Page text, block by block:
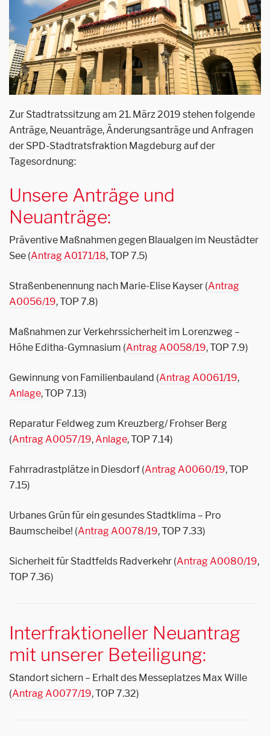
Zur Stadtratssitzung am 21. März 2019 stehen folgende
Anträge, Neuanträge, Änderungsanträge und Anfragen
der SPD-Stadtratsfraktion Magdeburg auf der
Tagesordnung:
Unsere Anträge und
Neuanträge:
Präventive Maßnahmen gegen Blaualgen im Neustädter
See (Antrag A0171/18, TOP 7.5)
Straßenbenennung nach Marie-Elise Kayser (Antrag
A0056/19, TOP 7.8)
Maßnahmen zur Verkehrssicherheit im Lorenzweg –
Höhe Editha-Gymnasium (Antrag A0058/19, TOP 7.9)
Gewinnung von Familienbauland (Antrag A0061/19,
Anlage, TOP 7.13)
Reparatur Feldweg zum Kreuzberg/ Frohser Berg
(Antrag A0057/19,Anlage, TOP 7.14)
Fahrradrastplätze in Diesdorf (Antrag A0060/19, TOP
7.15)
Urbanes Grün für ein gesundes Stadtklima – Pro
Baumscheibe! (Antrag A0078/19, TOP 7.33)
Sicherheit für Stadtfelds Radverkehr (Antrag A0080/19,
TOP 7.36)
Interfraktioneller Neuantrag
mit unserer Beteiligung:
Standort sichern – Erhalt des Messeplatzes Max Wille
(Antrag A0077/19, TOP 7.32)